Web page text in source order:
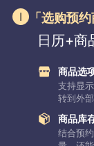
「选购预约
日历+商
商品选
支持显
转到外
商品库
结合预